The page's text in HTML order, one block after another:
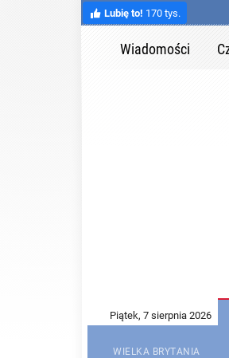
Lubię to! 170 tys.
Wiadomości
WIELKA BRYTANIA